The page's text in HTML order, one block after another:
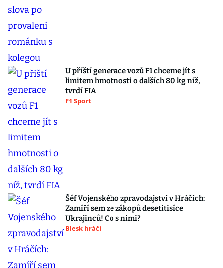
U příští generace vozů F1 chceme jít s
limitem hmotnosti o dalších 80 kg níž,
tvrdí FIA
F1 Sport
Šéf Vojenského zpravodajství v Hráčích:
Zamíří sem ze zákopů desetitisíce
Ukrajinců! Co s nimi?
Blesk hráči